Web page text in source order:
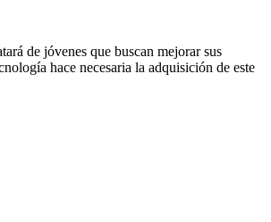
de jóvenes que buscan mejorar sus
hace necesaria la adquisición de este